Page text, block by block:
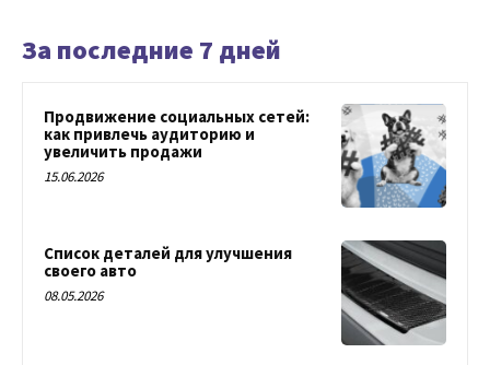
За последние 7 дней
Продвижение социальных сетей:
как привлечь аудиторию и
увеличить продажи
15.06.2026
Список деталей для улучшения
своего авто
08.05.2026